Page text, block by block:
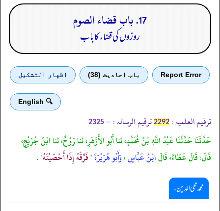
17. باب قضاء الصوم
روزوں کی قضاء کا باب
Report Error باب احادیث (38) اظهار التشكيل
🔍 English
ترقیم العلمیہ : 2292 ترقیم الرسالہ : --
2325
حَدَّثَنَا حَدَّثَنَا عَبْدُ اللَّهِ بْنُ مُحَمَّدٍ، ثنا أَبُو الأَزْهَرِ، ثنا رَوْحٌ، ثنا ابْنُ جُرَيْجٍ،
قَالَ: قَالَ عَطَاءٌ، قَالَابْنُ عَبَّاسٍ،وَأَبُو هُرَيْرَةَ"فَرِّقْهُ إِذَا أَحْصَيْتَهُ".
محمد محی الدین .